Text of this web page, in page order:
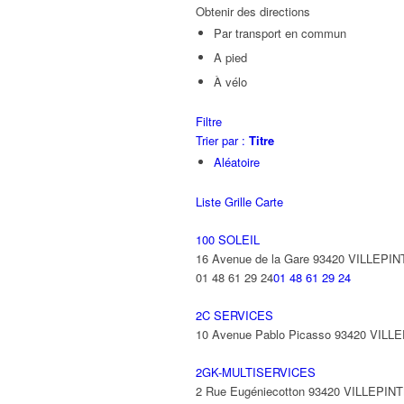
Obtenir des directions
Par transport en commun
A pied
À vélo
Filtre
Trier par : Titre
Aléatoire
Liste Grille Carte
100 SOLEIL
16 Avenue de la Gare 93420
01 48 61 29 2401 48 61 29 24
2C SERVICES
10 Avenue Pablo Picasso 93420
2GK-MULTISERVICES
2 Rue Eugéniecotton 93420